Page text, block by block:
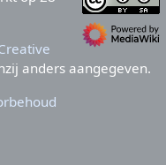
anders aangegeven.